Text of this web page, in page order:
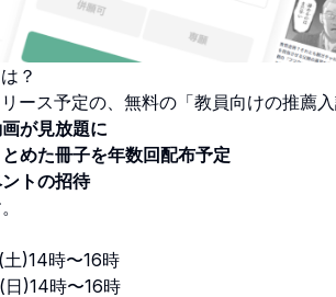
？
ース予定の、無料の「教員向けの推薦入
が見放題に
めた冊子を年数回配布予定
トの招待
)14時〜16時
)14時〜16時